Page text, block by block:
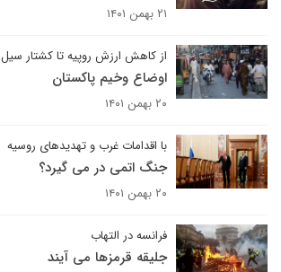
۲۱ بهمن ۱۴۰۱
از کاهش ارزش روپیه تا کشتار سیل
اوضاع وخیم پاکستان
۲۰ بهمن ۱۴۰۱
با اقدامات غرب و تهدیدهای روسیه
جنگ اتمی در می گیرد؟
۲۰ بهمن ۱۴۰۱
فرانسه در التهاب
جلیقه قرمزها می آیند